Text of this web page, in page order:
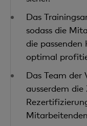
Das
sodass die
die passenden
optimal
Das Team der
ausserdem